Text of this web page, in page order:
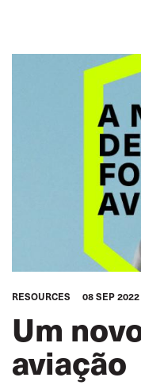
RESOURCES 08 SEP 2022
Um
aviação